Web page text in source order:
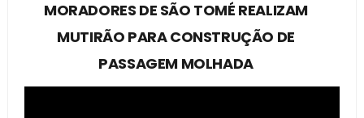
MORADORES DE SÃO TOMÉ REALIZAM
MUTIRÃO PARA CONSTRUÇÃO DE
PASSAGEM MOLHADA